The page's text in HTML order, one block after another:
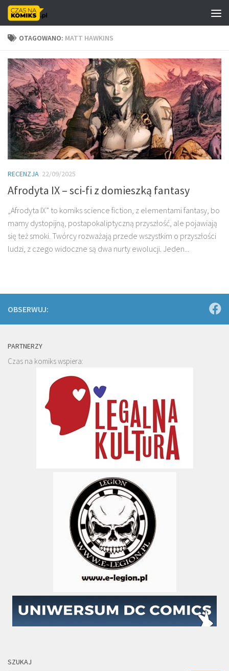
Skip to content
OTAGOWANO: MATT HAWKINS
RECENZJA 22/09/2025
Afrodyta IX – sci-fi z domieszką fantasy
„Afrodyta IX” to komiks science fiction, z elementami fantasy, bo
mamy dystopijną, postapokaliptyczną przyszłość, ale pojawiają
się też smoki. Twórcy rozważają przede wszystkim o przyszłości
ludzi, z czego widoczne są dwa nurty ewolucji. Jeden...
OBSERWUJ:
PARTNERZY
Czas na komiks wspiera:
SZUKAJ